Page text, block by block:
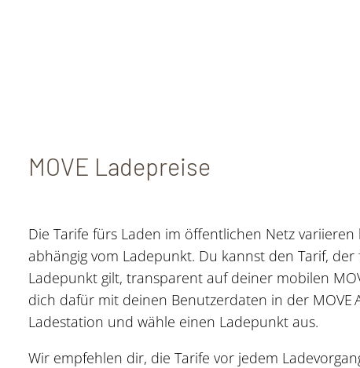
MOVE Ladepreise
Die Tarife fürs Laden im öffentlichen Netz variieren
abhängig vom Ladepunkt. Du kannst den Tarif,
Ladepunkt gilt, transparent auf deiner mobilen
dich dafür mit deinen Benutzerdaten in der MOVE
Ladestation und wähle einen Ladepunkt aus.
Wir empfehlen dir, die Tarife vor jedem